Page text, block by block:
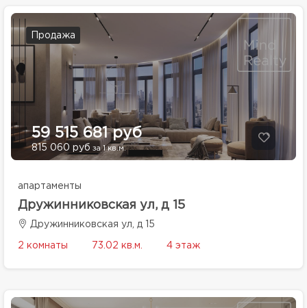
Продажа
59 515 681 руб
815 060 руб за 1 кв.м.
апартаменты
Дружинниковская ул, д 15
Дружинниковская ул, д 15
2 комнаты 73.02 кв.м. 4 этаж